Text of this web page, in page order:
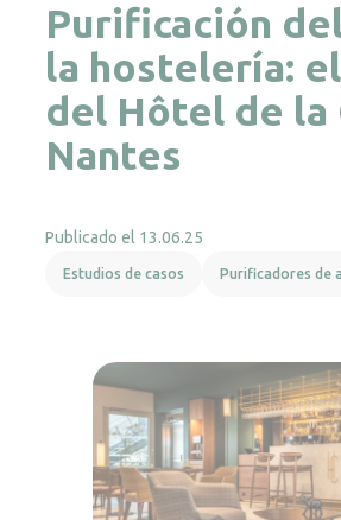
Purificación
la hostelería:
del Hôtel de la
Nantes
Publicado el 13.06.25
Estudios de casos Purificadores de